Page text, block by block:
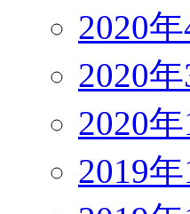
2020年
2020年
2020年
2019年